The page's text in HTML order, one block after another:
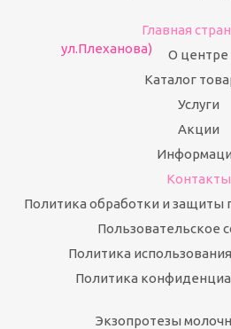
Главная
О центре
Каталог
Услуги
Акции
Контакты
Политика обработки и защиты
Пользовательское
Политика
Политика
Экзопротезы